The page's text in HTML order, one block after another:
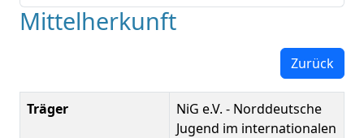
Mittelherkunft
Zurück
Träger
NiG e.V. - Norddeutsche
Jugend im internationalen